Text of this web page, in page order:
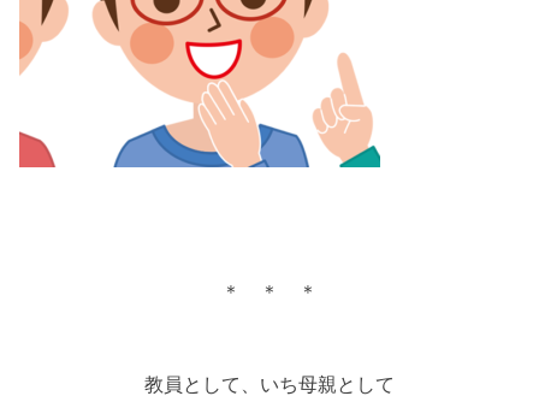
＊ ＊ ＊
教員として、いち母親として